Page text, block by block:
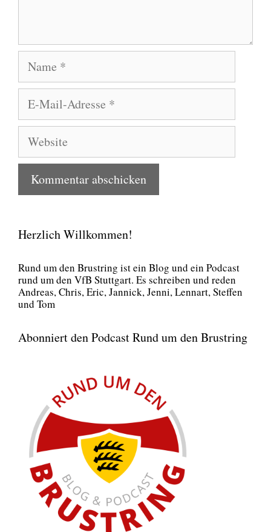
Name
E-
Mail-
Adresse
Website
Herzlich Willkommen!
Rund um den Brust­ring ist ein Blog und ein Pod­cast
rund um den VfB Stutt­gart. Es schrei­ben und reden
Andre­as, Chris, Eric, Jan­nick, Jen­ni, Lenn­art, Stef­fen
und Tom
Abonniert den Podcast Rund um den Brustring